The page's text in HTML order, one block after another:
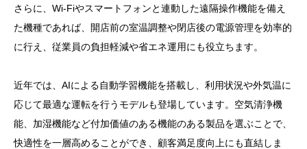
さらに、Wi-Fiやスマートフォンと連動した遠隔操作機能を備え
た機種であれば、開店前の室温調整や閉店後の電源管理を効率的
に行え、従業員の負担軽減や省エネ運用にも役立ちます。
近年では、AIによる自動学習機能を搭載し、利用状況や外気温に
応じて最適な運転を行うモデルも登場しています。空気清浄機
能、加湿機能など付加価値のある機能のある製品を選ぶことで、
快適性を一層高めることができ、顧客満足度向上にも直結しま